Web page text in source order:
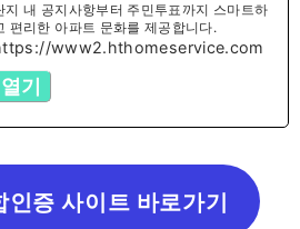
지 내 공지사항부터 주민투표까지 스마트하
편리한 아파트 문화를 제공합니다.
www2.hthomeservice.com
열기
인증 사이트 바로가기